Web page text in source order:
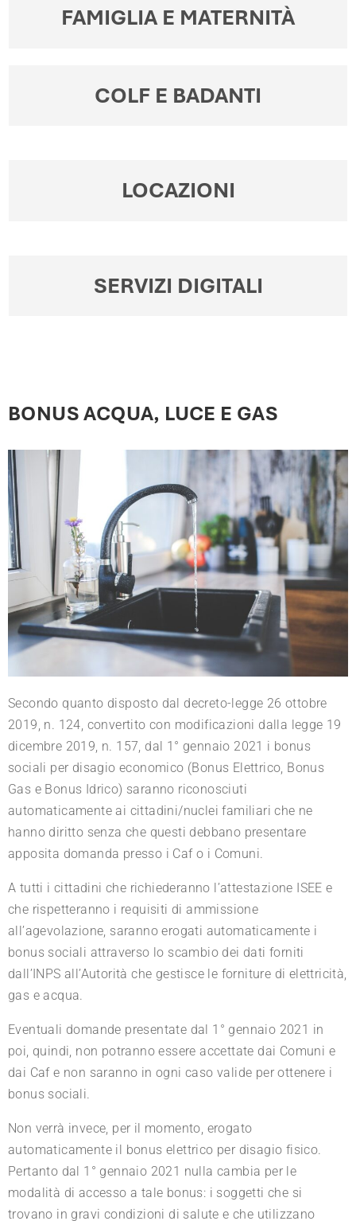
FAMIGLIA E MATERNITÀ
COLF E BADANTI
LOCAZIONI
SERVIZI DIGITALI
BONUS ACQUA, LUCE E GAS
Secondo quanto disposto dal decreto-legge 26 ottobre
2019, n. 124, convertito con modificazioni dalla legge 19
dicembre 2019, n. 157, dal 1° gennaio 2021 i bonus
sociali per disagio economico (Bonus Elettrico, Bonus
Gas e Bonus Idrico) saranno riconosciuti
automaticamente ai cittadini/nuclei familiari che ne
hanno diritto senza che questi debbano presentare
apposita domanda presso i Caf o i Comuni.
A tutti i cittadini che richiederanno l’attestazione ISEE e
che rispetteranno i requisiti di ammissione
all’agevolazione, saranno erogati automaticamente i
bonus sociali attraverso lo scambio dei dati forniti
dall’INPS all’Autorità che gestisce le forniture di elettricità,
gas e acqua.
Eventuali domande presentate dal 1° gennaio 2021 in
poi, quindi, non potranno essere accettate dai Comuni e
dai Caf e non saranno in ogni caso valide per ottenere i
bonus sociali.
Non verrà invece, per il momento, erogato
automaticamente il bonus elettrico per disagio fisico.
Pertanto dal 1° gennaio 2021 nulla cambia per le
modalità di accesso a tale bonus: i soggetti che si
trovano in gravi condizioni di salute e che utilizzano